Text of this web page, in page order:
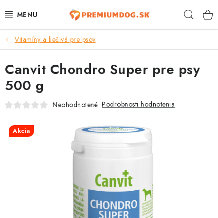
na
TOP 100 PRODUKTOV
NOVINKY
AKCIE
Vitamíny a liečivá pre psov
Canvit Chondro Super pre psy
500 g
Neohodnotené Podrobnosti hodnotenia
Akcia